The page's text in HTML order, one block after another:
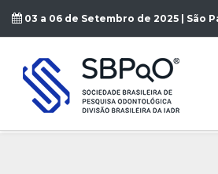
03 a 06 de Setembro de 2025 | São